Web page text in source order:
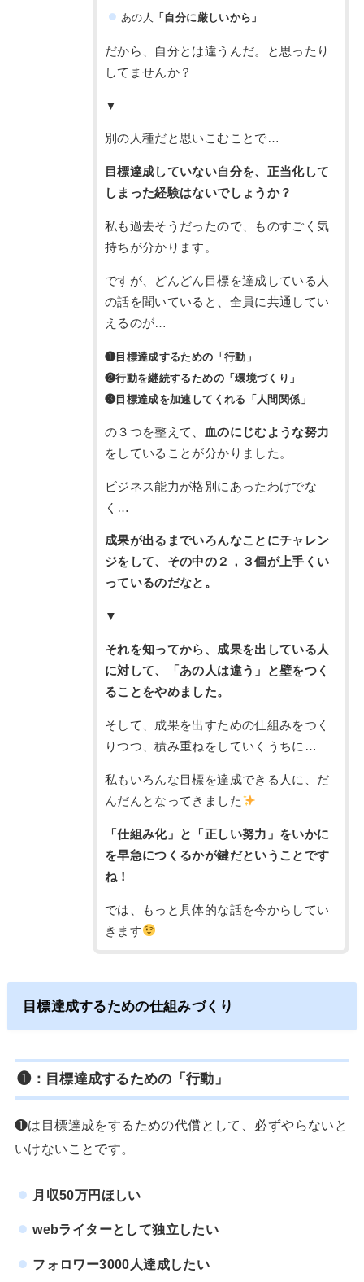
あの人 「自分に厳しいから」
だから、自分とは違うんだ。と思ったり
してませんか？
▼
別の人種だと思いこむことで…
目標達成していない自分を、正当化して
しまった経験はないでしょうか？
私も過去そうだったので、ものすごく気
持ちが分かります。
ですが、どんどん目標を達成している人
の話を聞いていると、全員に共通してい
えるのが…
❶目標達成するための「行動」
❷行動を継続するための「環境づくり」
❸目標達成を加速してくれる「人間関係」
の３つを整えて、
血のにじむような努力
をしていることが分かりました。
ビジネス能力が格別にあったわけでな
く…
成果が出るまでいろんなことにチャレン
ジをして、その中の２，３個が上手くい
っているのだなと。
▼
それを知ってから、成果を出している人
に対して、「あの人は違う」と壁をつく
ることをやめました。
そして、成果を出すための仕組みをつく
りつつ、積み重ねをしていくうちに…
私もいろんな目標を達成できる人に、だ
んだんとなってきました
「仕組み化」と「正しい努力」をいかに
を早急につくるかが鍵だということです
ね！
では、もっと具体的な話を今からしてい
きます
目標達成するための仕組みづくり
❶： 目標達成するための「行動」
❶は目標達成をするための代償として、必ずやらないと
いけないことです。
月収50万円ほしい
webライターとして独立したい
フォロワー3000人達成したい